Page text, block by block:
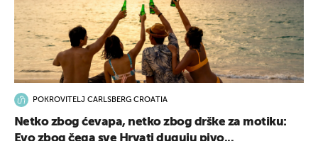
POKROVITELJ CARLSBERG CROATIA
Netko zbog ćevapa, netko zbog drške za motiku:
Evo zbog čega sve Hrvati duguju pivo...